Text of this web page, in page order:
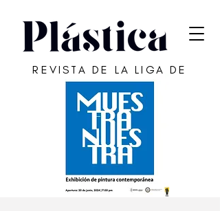
REVISTA DE LA LIGA DE
ARTE DE SAN JUAN